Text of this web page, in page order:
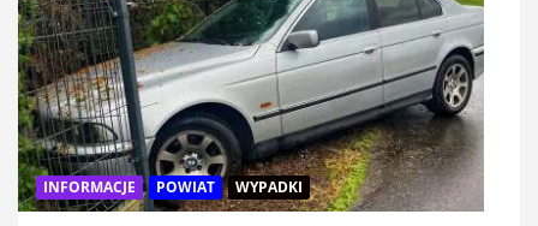
INFORMACJE POWIAT WYPADKI